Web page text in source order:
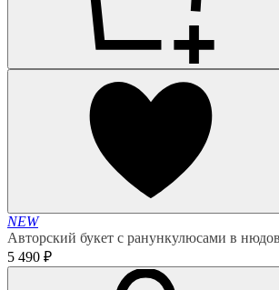
NEW
Авторский букет с ранункулюсами в
5 490 ₽